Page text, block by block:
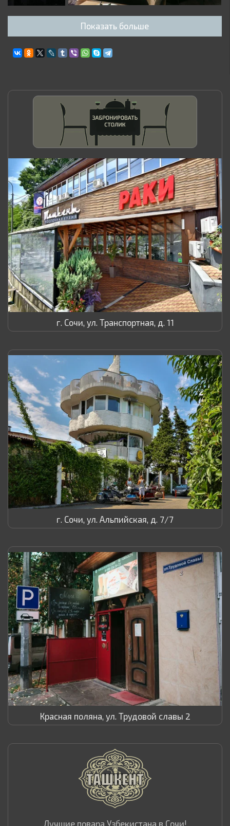
Показать больше
г. Сочи, ул. Транспортная, д. 11
г. Сочи, ул. Альпийская, д. 7/7
Красная поляна, ул. Трудовой славы 2
Лучшие повара Узбекистана в Сочи!